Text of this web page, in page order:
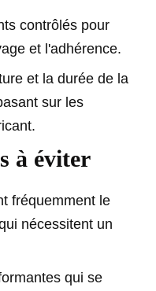
contrôlés pour
et l'adhérence.
et la durée de la
sur les
à éviter
fréquemment le
nécessitent un
qui se